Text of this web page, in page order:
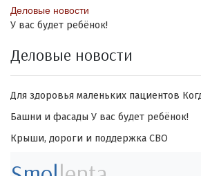
Деловые новости
У вас будет ребёнок!
Деловые новости
Для здоровья маленьких пациентов
Башни и фасады У вас будет ребёнок!
Крыши, дороги и поддержка СВО